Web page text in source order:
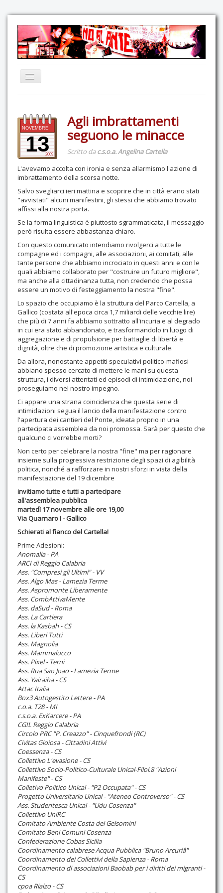
Comunicazione
Eventi
GAS Felce & Mirtillo
No Ponte!
Mediateca
Autoproduzioni
Contatti
NOVEMBRE
132009
Agli imbrattamenti
seguono le minacce
Scritto dac.s.o.a. Angelina Cartella
L'avevamo accolta con ironia e senza allarmismo l'azione di
imbrattamento della scorsa notte.
Salvo svegliarci ieri mattina e scoprire che in città erano stati
"avvistati" alcuni manifestini, gli stessi che abbiamo trovato
affissi alla nostra porta.
Se la forma linguistica è piuttosto sgrammaticata, il messaggio
però risulta essere abbastanza chiaro.
Con questo comunicato intendiamo rivolgerci a tutte le
compagne ed i compagni, alle associazioni, ai comitati, alle
tante persone che abbiamo incrociato in questi anni e con le
quali abbiamo collaborato per "costruire un futuro migliore",
ma anche alla cittadinanza tutta, non credendo che possa
essere un motivo di festeggiamento la nostra "fine".
Lo spazio che occupiamo è la struttura del Parco Cartella, a
Gallico (costata all'epoca circa 1,7 miliardi delle vecchie lire)
che più di 7 anni fa abbiamo sottratto all'incuria e al degrado
in cui era stato abbandonato, e trasformandolo in luogo di
aggregazione e di propulsione per battaglie di libertà e
dignità, oltre che di promozione artistica e culturale.
Da allora, nonostante appetiti speculativi politico-mafiosi
abbiano spesso cercato di mettere le mani su questa
struttura, i diversi attentati ed episodi di intimidazione, noi
proseguiamo nel nostro impegno.
Ci appare una strana coincidenza che questa serie di
intimidazioni segua il lancio della manifestazione contro
l'apertura dei cantieri del Ponte, ideata proprio in una
partecipata assemblea da noi promossa. Sarà per questo che
qualcuno ci vorrebbe morti?
Non certo per celebrare la nostra "fine" ma per ragionare
insieme sulla progressiva restrizione degli spazi di agibilità
politica, nonché a rafforzare in nostri sforzi in vista della
manifestazione del 19 dicembre
invitiamo tutte e tutti a partecipare
all'assemblea pubblica
martedì 17 novembre alle ore 19,00
Via Quarnaro I - Gallico
Schierati al fianco del Cartella!
Prime Adesioni:
Anomalia - PA
ARCI di Reggio Calabria
Ass. "Compresi gli Ultimi" - VV
Ass. Algo Mas - Lamezia Terme
Ass. Aspromonte Liberamente
Ass. CombAttivaMente
Ass. daSud - Roma
Ass. La Cartiera
Ass. la Kasbah - CS
Ass. Liberi Tutti
Ass. Magnolia
Ass. Mammalucco
Ass. Pixel - Terni
Ass. Rua Sao Joao - Lamezia Terme
Ass. Yairaiha - CS
Attac Italia
Box3 Autogestito Lettere - PA
c.o.a. T28 - MI
c.s.o.a. ExKarcere - PA
CGIL Reggio Calabria
Circolo PRC "P. Creazzo" - Cinquefrondi (RC)
Civitas Gioiosa - Cittadini Attivi
Coessenza - CS
Collettivo L'evasione - CS
Collettivo Socio-Politico-Culturale Unical-Filol.8 "Azioni
Manifeste" - CS
Colletivo Politico Unical - "P2 Occupata" - CS
Progetto Universitario Unical - "Ateneo Controverso" - CS
Ass. Studentesca Unical - "Udu Cosenza"
Collettivo UniRC
Comitato Ambiente Costa dei Gelsomini
Comitato Beni Comuni Cosenza
Confederazione Cobas Sicilia
Coordinamento calabrese Acqua Pubblica "Bruno Arcuriâ"
Coordinamento dei Collettivi della Sapienza - Roma
Coordinamento di associazioni Baobab per i diritti dei migranti -
CS
cpoa Rialzo - CS